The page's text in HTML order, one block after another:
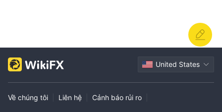
United States
Về chúng tôi Liên hệ Cảnh báo rủi ro